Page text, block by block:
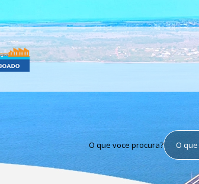
O que voce procura?